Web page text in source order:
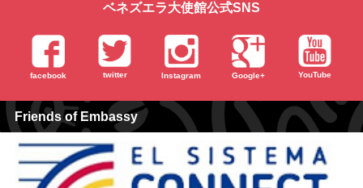
ベネズエラ大使館公式SNS
facebook twitter Instagram Google+ YouTube
Friends of Embassy